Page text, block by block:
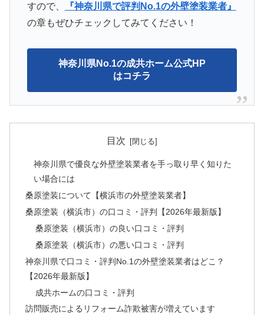
すので、
『神奈川県で評判No.1の外壁塗装業者』
の章もぜひチェックしてみてください！
神奈川県No.1の成共ホーム公式HP
はコチラ
目次
神奈川県で優良な外壁塗装業者を手っ取り早く知りた
い場合には
桑原塗装について【横浜市の外壁塗装業者】
桑原塗装（横浜市）の口コミ・評判【2026年最新版】
桑原塗装（横浜市）の良い口コミ・評判
桑原塗装（横浜市）の悪い口コミ・評判
神奈川県で口コミ・評判No.1の外壁塗装業者はどこ？
【2026年最新版】
成共ホームの口コミ・評判
訪問販売によるリフォーム詐欺被害が増えています